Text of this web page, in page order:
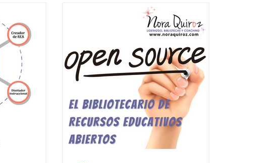
Mentoring bibliotecario
Bibliotecarios con valor Libros y Bibliotecas Consorcios
Investigación Asociaciones bibliotecarias
Neuroeducación Finanzas Investigación y